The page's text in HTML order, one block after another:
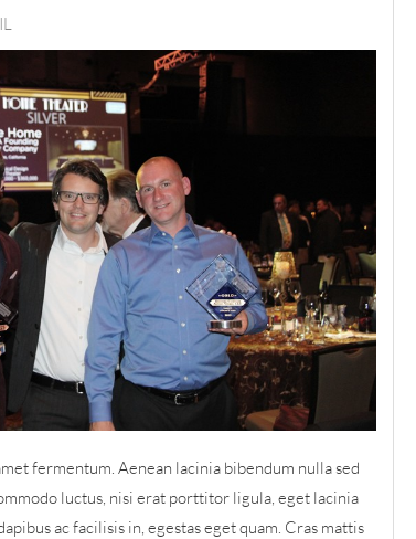
fermentum. Aenean lacinia bibendum nulla sed
luctus, nisi erat porttitor ligula, eget lacinia
ac facilisis in, egestas eget quam. Cras mattis